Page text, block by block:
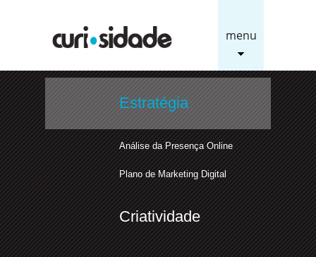
menu
Estratégia
Análise da Presença Online
Plano de Marketing Digital
Criatividade